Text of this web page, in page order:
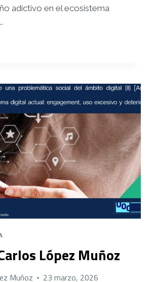
adictivo en el ecosistema
López Muñoz
Muñoz 23 marzo, 2026